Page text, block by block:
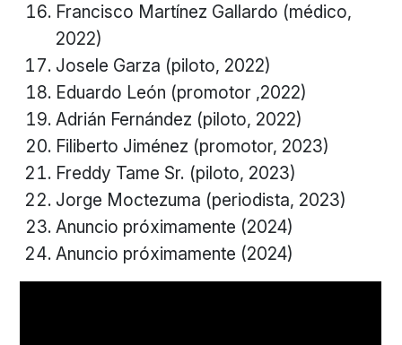
Francisco Martínez Gallardo (médico,
2022)
Josele Garza (piloto, 2022)
Eduardo León (promotor ,2022)
Adrián Fernández (piloto, 2022)
Filiberto Jiménez (promotor, 2023)
Freddy Tame Sr. (piloto, 2023)
Jorge Moctezuma (periodista, 2023)
Anuncio próximamente (2024)
Anuncio próximamente (2024)